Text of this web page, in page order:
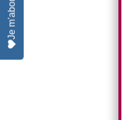
Je m'abonne